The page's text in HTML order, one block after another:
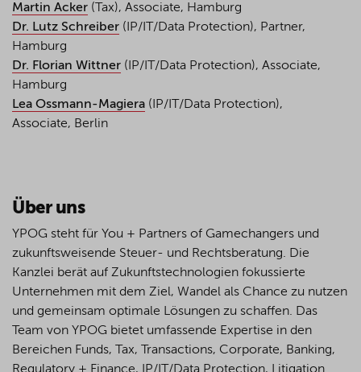
Martin Acker (Tax), Associate, Hamburg
Dr. Lutz Schreiber (IP/IT/Data Protection), Partner,
Hamburg
Dr. Florian Wittner (IP/IT/Data Protection), Associate,
Hamburg
Lea Ossmann-Magiera (IP/IT/Data Protection),
Associate, Berlin
Über uns
YPOG steht für You + Partners of Gamechangers und
zukunftsweisende Steuer- und Rechtsberatung. Die
Kanzlei berät auf Zukunftstechnologien fokussierte
Unternehmen mit dem Ziel, Wandel als Chance zu nutzen
und gemeinsam optimale Lösungen zu schaffen. Das
Team von YPOG bietet umfassende Expertise in den
Bereichen Funds, Tax, Transactions, Corporate, Banking,
Regulatory + Finance, IP/IT/Data Protection, Litigation